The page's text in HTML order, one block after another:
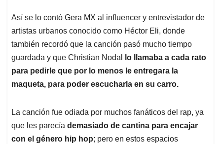
Así se lo contó Gera MX al influencer y entrevistador de
artistas urbanos conocido como Héctor Eli, donde
también recordó que la canción pasó mucho tiempo
guardada y que Christian Nodal
lo llamaba a cada rato
para pedirle que por lo menos le entregara la
maqueta, para poder escucharla en su carro.
La canción fue odiada por muchos fanáticos del rap, ya
que les parecía demasiado de cantina para encajar
con el género hip hop; pero en estos espacios